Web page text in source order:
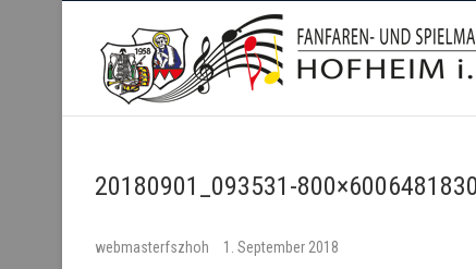
Fanfaren- und
20180901_093531-
webmasterfszhoh 1. September 2018